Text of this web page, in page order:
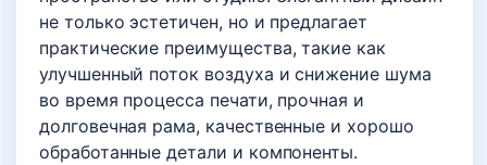
не только эстетичен, но и предлагает
практические преимущества, такие как
улучшенный поток воздуха и снижение шума
во время процесса печати, прочная и
долговечная рама, качественные и хорошо
обработанные детали и компоненты.